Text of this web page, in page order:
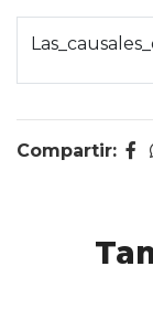
Compartir: